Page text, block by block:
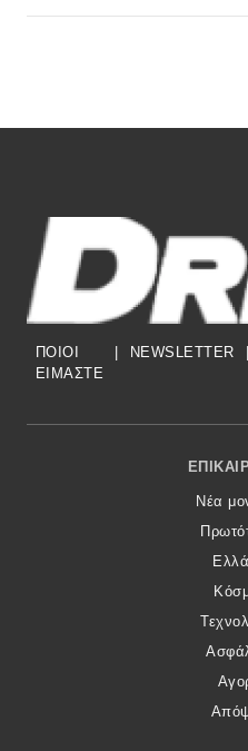
ΠΟΙΟΙ
ΕΙΜΑΣΤΕ
| NEWSLETTER |
Footer
Νέα